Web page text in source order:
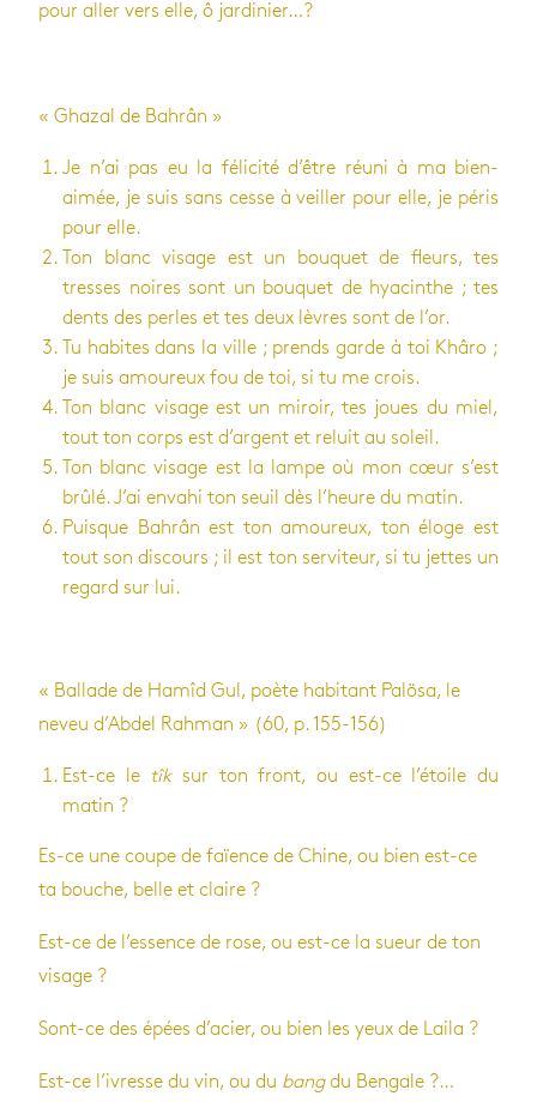
pour aller vers elle, ô jar­di­nier…?
« Gha­zal de Bah­rân »
Je n’ai pas eu la féli­cité d’être réuni à ma bien-
aimée, je suis sans cesse à veiller pour elle, je péris
pour elle.
Ton blanc visage est un bou­quet de fleurs, tes
tresses noires sont un bou­quet de hya­cinthe ; tes
dents des perles et tes deux lèvres sont de l’or.
Tu habites dans la ville ; prends garde à toi Khâro ;
je suis amou­reux fou de toi, si tu me crois.
Ton blanc visage est un miroir, tes joues du miel,
tout ton corps est d’ar­gent et reluit au soleil.
Ton blanc visage est la lampe où mon cœur s’est
brûlé. J’ai envahi ton seuil dès l’heure du matin.
Puisque Bah­rân est ton amou­reux, ton éloge est
tout son dis­cours ; il est ton ser­vi­teur, si tu jettes un
regard sur lui.
« Bal­lade de Hamîd Gul, poète habi­tant Palösa, le
neveu d’Ab­del Rah­man » (60, p. 155-156)
Est-ce le tîksur ton front, ou est-ce l’étoile du
matin ?
Es-ce une coupe de faïence de Chine, ou bien est-ce
ta bouche, belle et claire ?
Est-ce de l’es­sence de rose, ou est-ce la sueur de ton
visage ?
Sont-ce des épées d’acier, ou bien les yeux de Laila ?
Est-ce l’ivresse du vin, ou du bangdu Ben­gale ?…